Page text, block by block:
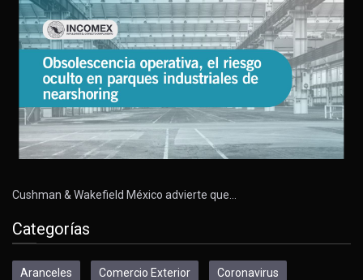
Cushman & Wakefield México advierte que…
Categorías
Aranceles Comercio Exterior Coronavirus